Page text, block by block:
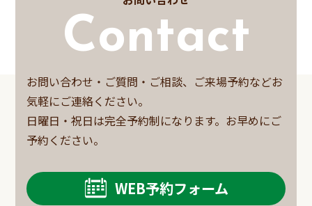
Contact
お問い合わせ・ご質問・ご相談、ご来場予約などお
気軽にご連絡ください。
日曜日・祝日は完全予約制になります。お早めにご
予約ください。
WEB予約フォーム